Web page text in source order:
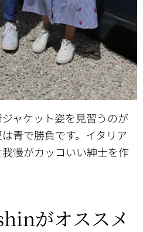
ャケット姿を見習うのが
青で勝負です。イタリア
慢がカッコいい紳士を作
がオススメ